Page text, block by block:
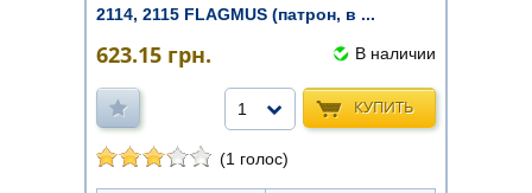
2114, 2115 FLAGMUS (патрон, в ...
623.15 грн. В наличии
КУПИТЬ
1
(1 голос)